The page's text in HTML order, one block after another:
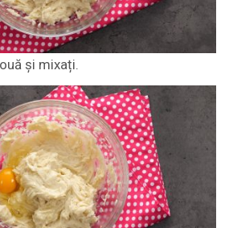
și mixați.